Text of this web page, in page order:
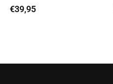
€39,95